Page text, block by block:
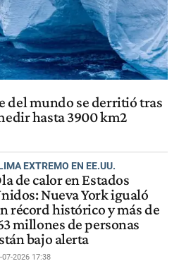
del mundo se derritió tras
hasta 3900 km2
EXTREMO EN EE.UU.
de calor en Estados
Nueva York igualó
récord histórico y más de
millones de personas
bajo alerta
07-2026 17:38